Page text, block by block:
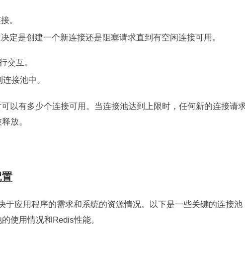
。
定是创建一个新连接还是阻塞请求直到有空闲连接可用。
交互。
接池中。
以有多少个连接可用。当连接池达到上限时，任何新的连接请
放。
于应用程序的需求和系统的资源情况。以下是一些关键的连接池
使用情况和Redis性能。